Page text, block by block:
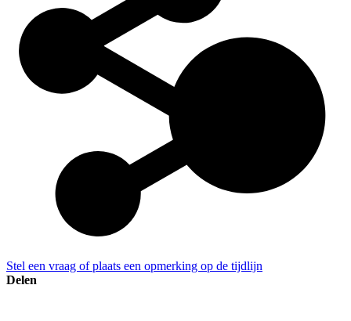
Stel een vraag of plaats een opmerking op de tijdlijn
Delen